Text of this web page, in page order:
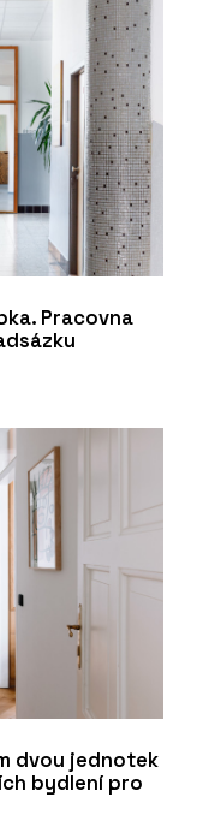
Pracovna
dvou jednotek
bydlení pro